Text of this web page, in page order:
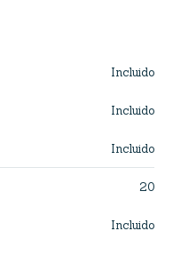
Incluido
Incluido
Incluido
20
Incluido